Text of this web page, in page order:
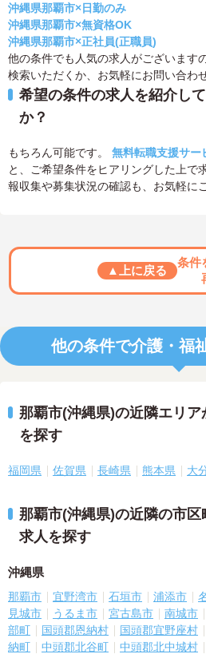
沖縄県那覇市×日勤のみ
沖縄県那覇市×無資格OK
沖縄県那覇市×正社員(正職員)
他の条件でも人気の求人がございます
検索いただくか、お気軽にお問い合わ
希望の条件の求人を紹介し
か？
もちろん可能です。 無料転職支援サー
と、ご希望条件をヒアリングした上で
報収集や募集状況の確認も、お気軽に
▲上に戻る
条件
他の条件で介護・福
那覇市(沖縄県)の近隣エリ
を探す
福岡県 佐賀県 長崎県 熊本県 大
那覇市(沖縄県)の近隣の市
求人を探す
沖縄県
那覇市 宜野湾市 石垣市 浦添市
見城市
うるま市 宮古島市 南城市
部町
国頭郡恩納村 国頭郡宜野座村
納町
中頭郡北谷町 中頭郡北中城村